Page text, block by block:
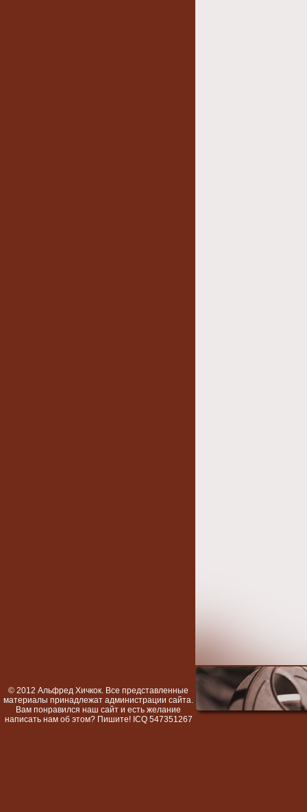
© 2012 Альфред Хичкок. Все представленные
материалы принадлежат администрации сайта.
Вам понравился наш сайт и есть желание
написать нам об этом? Пишите! ICQ 547351267